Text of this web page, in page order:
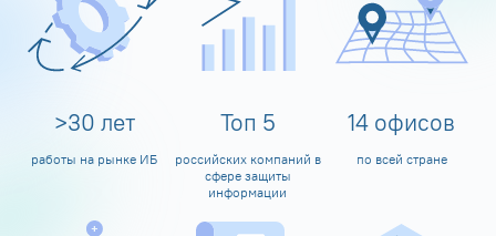
>30 лет
работы на рынке ИБ
Топ 5
российских компаний в
сфере защиты
информации
14 офисов
по всей стране